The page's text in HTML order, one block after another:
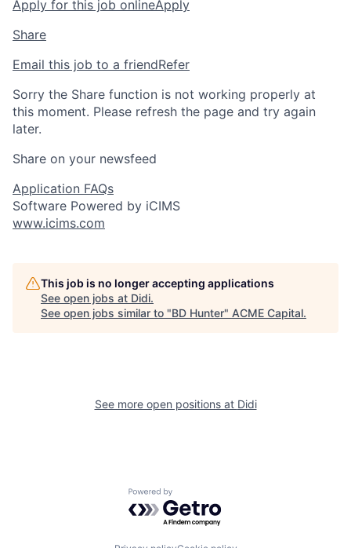
Apply for this job onlineApply
Share
Email this job to a friendRefer
Sorry the Share function is not working properly at
this moment. Please refresh the page and try again
later.
Share on your newsfeed
Application FAQs
Software Powered by iCIMS
www.icims.com
This job is no longer accepting applications
See open jobs at Didi.
See open jobs similar to "BD Hunter" ACME Capital.
See more open positions at Didi
Powered by Getro.com